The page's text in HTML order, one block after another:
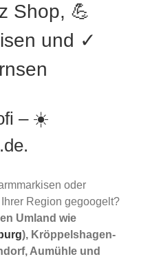
Shop, 💪
und ✓
– ☀️
oder
Region gegoogelt?
Umland wie
), Kröppelshagen-
Aumühle und